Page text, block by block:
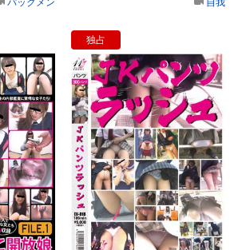
パックメン
自我
素人投稿 クスコまんこ開放娘 FILE.1
独占